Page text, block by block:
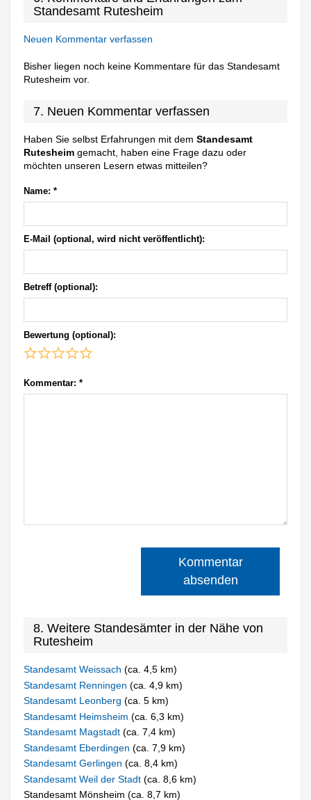
Standesamt Rutesheim
Neuen Kommentar verfassen
Bisher liegen noch keine Kommentare für das Standesamt
Rutesheim vor.
7. Neuen Kommentar verfassen
Haben Sie selbst Erfahrungen mit demStandesamt
Rutesheim gemacht, haben eine Frage dazu oder
möchten unseren Lesern etwas mitteilen?
Name: *
E-Mail (optional, wird nicht veröffentlicht):
Betreff (optional):
Bewertung (optional):
Kommentar: *
Kommentar
absenden
8. Weitere Standesämter in der Nähe von
Rutesheim
Standesamt Weissach(ca. 4,5 km)
Standesamt Renningen(ca. 4,9 km)
Standesamt Leonberg(ca. 5 km)
Standesamt Heimsheim(ca. 6,3 km)
Standesamt Magstadt(ca. 7,4 km)
Standesamt Eberdingen(ca. 7,9 km)
Standesamt Gerlingen(ca. 8,4 km)
Standesamt Weil der Stadt(ca. 8,6 km)
Standesamt Mönsheim (ca. 8,7 km)